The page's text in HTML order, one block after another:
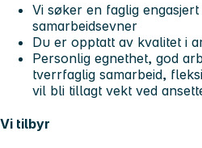
Vi søker en faglig
samarbeidsevner
Du er opptatt av kvalitet i
Personlig egnethet, god
tverrfaglig samarbeid,
vil bli tillagt vekt ved
Vi tilbyr